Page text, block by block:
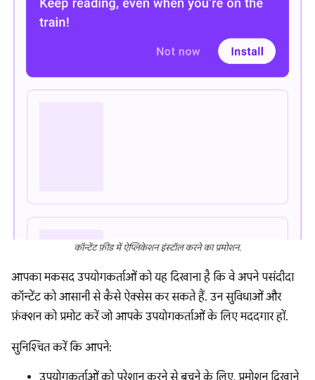
कॉन्टेंट फ़ीड में ऐप्लिकेशन इंस्टॉल करने का प्रमोशन.
आपका मकसद उपयोगकर्ताओं को यह दिखाना है कि वे अपने पसंदीदा
कॉन्टेंट को आसानी से कैसे ऐक्सेस कर सकते हैं. उन सुविधाओं और
फ़ंक्शन को प्रमोट करें जो आपके उपयोगकर्ताओं के लिए मददगार हों.
सुनिश्चित करें कि आपने:
उपयोगकर्ताओं को परेशान करने से बचने के लिए, प्रमोशन दिखाने